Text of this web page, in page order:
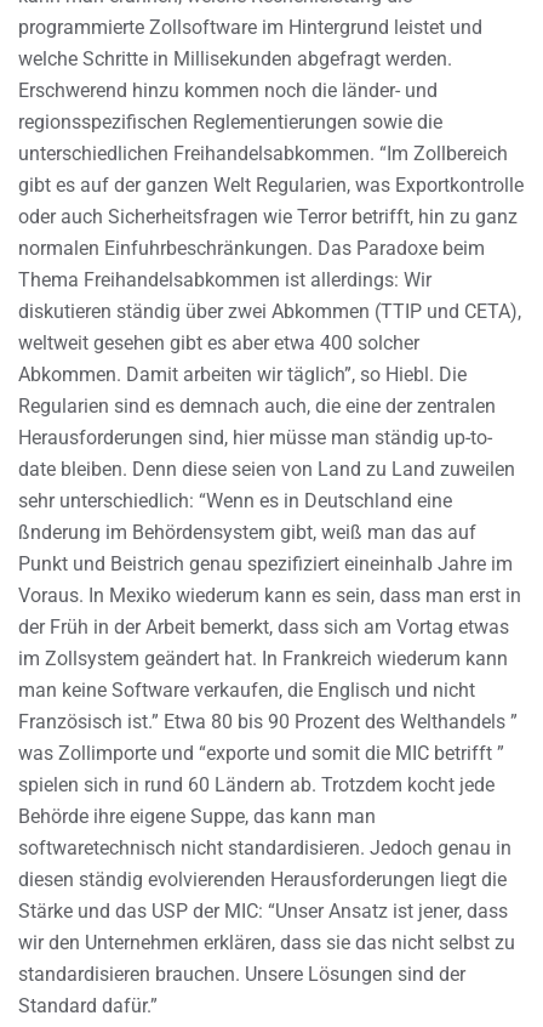
programmierte Zollsoftware im Hintergrund leistet und
welche Schritte in Millisekunden abgefragt werden.
Erschwerend hinzu kommen noch die länder- und
regionsspezifischen Reglementierungen sowie die
unterschiedlichen Freihandelsabkommen. “Im Zollbereich
gibt es auf der ganzen Welt Regularien, was Exportkontrolle
oder auch Sicherheitsfragen wie Terror betrifft, hin zu ganz
normalen Einfuhrbeschränkungen. Das Paradoxe beim
Thema Freihandelsabkommen ist allerdings: Wir
diskutieren ständig über zwei Abkommen (TTIP und CETA),
weltweit gesehen gibt es aber etwa 400 solcher
Abkommen. Damit arbeiten wir täglich”, so Hiebl. Die
Regularien sind es demnach auch, die eine der zentralen
Herausforderungen sind, hier müsse man ständig up-to-
date bleiben. Denn diese seien von Land zu Land zuweilen
sehr unterschiedlich: “Wenn es in Deutschland eine
ßnderung im Behördensystem gibt, weiß man das auf
Punkt und Beistrich genau spezifiziert eineinhalb Jahre im
Voraus. In Mexiko wiederum kann es sein, dass man erst in
der Früh in der Arbeit bemerkt, dass sich am Vortag etwas
im Zollsystem geändert hat. In Frankreich wiederum kann
man keine Software verkaufen, die Englisch und nicht
Französisch ist.” Etwa 80 bis 90 Prozent des Welthandels ”
was Zollimporte und “exporte und somit die MIC betrifft ”
spielen sich in rund 60 Ländern ab. Trotzdem kocht jede
Behörde ihre eigene Suppe, das kann man
softwaretechnisch nicht standardisieren. Jedoch genau in
diesen ständig evolvierenden Herausforderungen liegt die
Stärke und das USP der MIC: “Unser Ansatz ist jener, dass
wir den Unternehmen erklären, dass sie das nicht selbst zu
standardisieren brauchen. Unsere Lösungen sind der
Standard dafür.”